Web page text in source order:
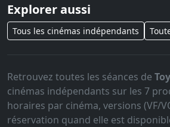
Explorer aussi
Tous les cinémas indépendants
Retrouvez toutes les séances de
cinémas indépendants sur les 7
horaires par cinéma, versions (VF/
réservation quand elle est